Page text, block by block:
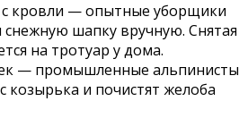
с кровли — опытные уборщики
шапку вручную. Снятая
на тротуар у дома.
— промышленные альпинисты
козырька и почистят желоба